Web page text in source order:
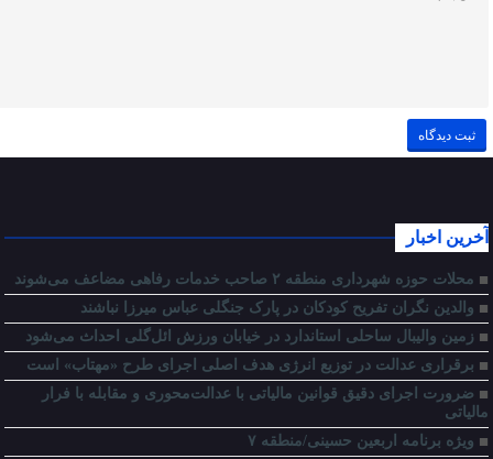
آخرین اخبار
محلات حوزه شهرداری منطقه ۲ صاحب خدمات رفاهی مضاعف می‌شوند
والدین نگران تفریح کودکان در پارک جنگلی عباس میرزا نباشند
زمین والیبال ساحلی استاندارد در خیابان ورزش ائل‌گلی احداث می‌شود
برقراری عدالت در توزیع انرژی هدف اصلی اجرای طرح «مهتاب» است
ضرورت اجرای دقیق قوانین مالیاتی با عدالت‌محوری و مقابله با فرار
مالیاتی
ویژه برنامه اربعین حسینی/منطقه ۷